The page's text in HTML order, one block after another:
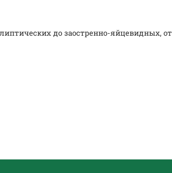
до заостренно-яйцевидных, от